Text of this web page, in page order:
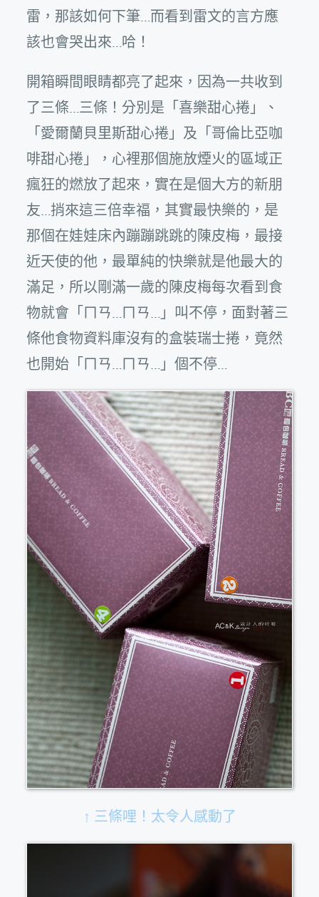
雷，那該如何下筆…而看到雷文的言方應
該也會哭出來…哈！
開箱瞬間眼睛都亮了起來，因為一共收到
了三條…三條！分別是「喜樂甜心捲」、
「愛爾蘭貝里斯甜心捲」及「哥倫比亞咖
啡甜心捲」，心裡那個施放煙火的區域正
瘋狂的燃放了起來，實在是個大方的新朋
友…捎來這三倍幸福，其實最快樂的，是
那個在娃娃床內蹦蹦跳跳的陳皮梅，最接
近天使的他，最單純的快樂就是他最大的
滿足，所以剛滿一歲的陳皮梅每次看到食
物就會「ㄇㄢ…ㄇㄢ…」叫不停，面對著三
條他食物資料庫沒有的盒裝瑞士捲，竟然
也開始「ㄇㄢ…ㄇㄢ…」個不停…
↑ 三條哩！太令人感動了